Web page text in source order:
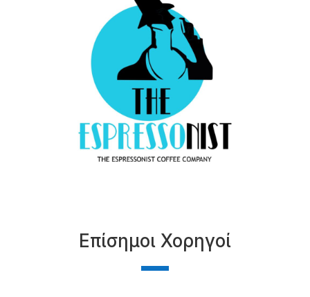
Επίσημοι Χορηγοί